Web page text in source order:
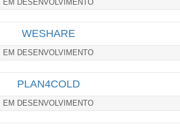
EM DESENVOLVIMENTO
WESHARE
EM DESENVOLVIMENTO
PLAN4COLD
EM DESENVOLVIMENTO